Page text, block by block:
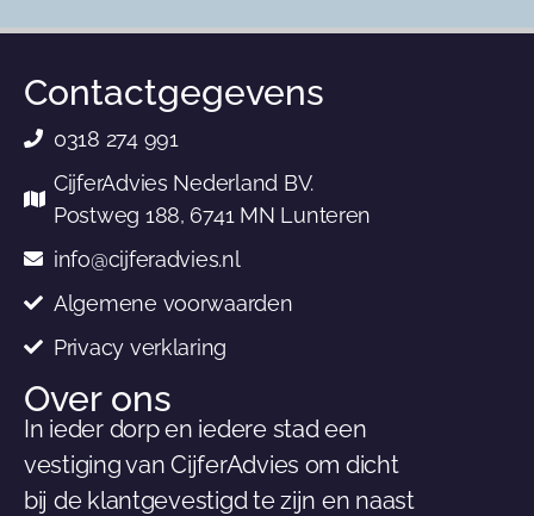
Contactgegevens
0318 274 991
CijferAdvies Nederland BV.
Postweg 188, 6741 MN Lunteren
info@cijferadvies.nl
Algemene voorwaarden
Privacy verklaring
Over ons
In ieder dorp en iedere stad een
vestiging van CijferAdvies om dicht
bij de klantgevestigd te zijn en naast